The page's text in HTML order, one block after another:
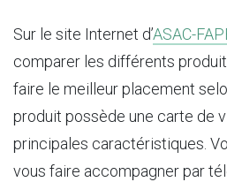
Sur le site Internet d’ASAC-
comparer les différents
faire le meilleur placement
produit possède une carte de
principales caractéristiques.
vous faire accompagner par